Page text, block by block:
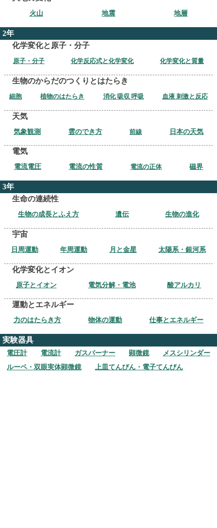
火山 地震 地層
2年
化学変化と原子・分子
原子・分子 化学反応式と化学変化 化学変化と質量
生物のからだのつくりとはたらき
細胞 植物のはたらき 消化 吸収 呼吸 血液 刺激と反応
天気
気象観測 雲のでき方 前線 日本の天気
電気
電流電圧 電流の性質 電流の正体 磁界
3年
生命の連続性
生物の成長とふえ方 遺伝 生物の進化
宇宙
日周運動 年周運動 月と金星 太陽系・銀河系
化学変化とイオン
原子とイオン 電気分解・電池 酸アルカリ
運動とエネルギー
力のはたらき方 物体の運動 仕事とエネルギー
実験器具
電圧計 電流計 ガスバーナー 顕微鏡
メスシリンダー
ルーペ・双眼実体顕微鏡
上皿てんびん・電子てんびん